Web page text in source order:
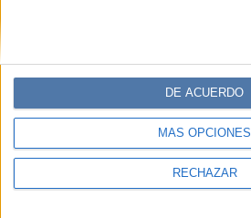
MÁS OPCIONES
RECHAZAR
DE ACUERDO